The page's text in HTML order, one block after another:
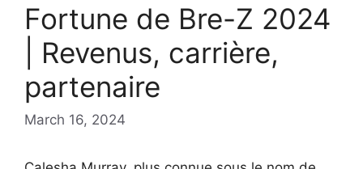
Fortune de Bre-Z 2024
| Revenus, carrière,
partenaire
March 16, 2024